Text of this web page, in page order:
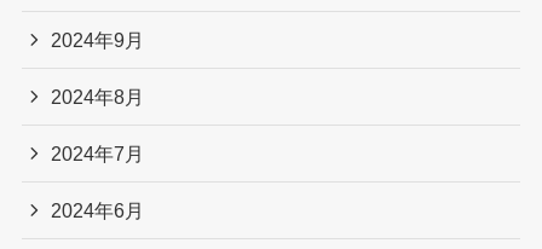
2024年9月
2024年8月
2024年7月
2024年6月